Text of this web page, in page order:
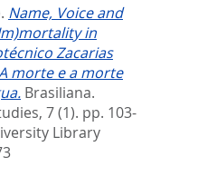
Name, Voice and
in
Zacarias
morte e a morte
Brasiliana.
7 (1). pp. 103-
Library